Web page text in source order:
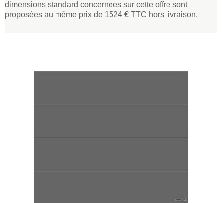
dimensions standard concernées sur cette offre sont
proposées au même prix de 1524 € TTC hors livraison.